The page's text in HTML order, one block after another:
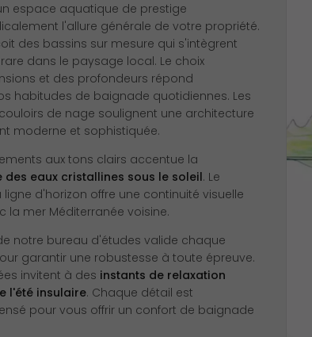
espace aquatique de prestige
l'allure générale de votre propriété.
des bassins sur mesure qui s'intègrent
dans le paysage local. Le choix
et des profondeurs répond
habitudes de baignade quotidiennes. Les
de nage soulignent une architecture
moderne et sophistiquée.
aux tons clairs accentue la
eaux cristallines sous le soleil. Le
d'horizon offre une continuité visuelle
la mer Méditerranée voisine.
notre bureau d'études valide chaque
garantir une robustesse à toute épreuve.
invitent à des instants de relaxation
l'été insulaire. Chaque détail est
pour vous offrir un confort de baignade